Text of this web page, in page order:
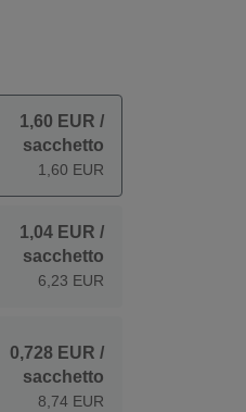
1,60 EUR /
sacchetto
1,60 EUR
1,04 EUR /
sacchetto
6,23 EUR
0,728 EUR /
sacchetto
8,74 EUR